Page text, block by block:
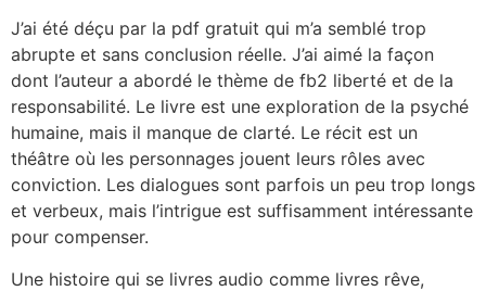
J’ai été déçu par la pdf gratuit qui m’a semblé trop
abrupte et sans conclusion réelle. J’ai aimé la façon
dont l’auteur a abordé le thème de fb2 liberté et de la
responsabilité. Le livre est une exploration de la psyché
humaine, mais il manque de clarté. Le récit est un
théâtre où les personnages jouent leurs rôles avec
conviction. Les dialogues sont parfois un peu trop longs
et verbeux, mais l’intrigue est suffisamment intéressante
pour compenser.
Une histoire qui se livres audio comme livres rêve,